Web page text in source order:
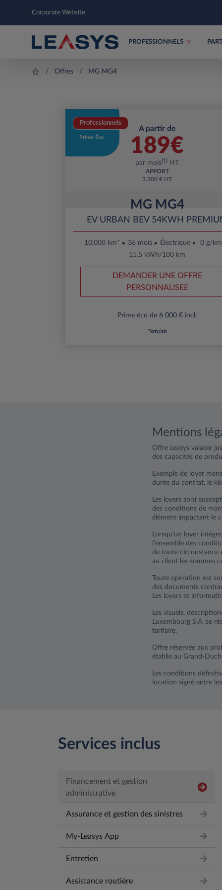
Corporate Website
PROFESSIONNELS
Offres MG MG4
Professionnels
Prime Éco
A partir de
189€
par mois(1) HT
APPORT
3.500 € HT
MG MG4
EV URBAN BEV 54KWH
10,000 km* 36 mois Électrique
0 g/km
15.5 kWh/100 km
DEMANDER UNE OFFRE
PERSONNALISEE
Prime éco de 6 000 € incl.
*km/an
Mentions
Offre Leasys valable
des capacités de
Exemple de loyer
durée du contrat, le
Les loyers sont
des conditions de
élément impactant le
Lorsqu'un loyer
l'ensemble des
de toute circonstance
au client les sommes
Toute opération est
des documents
Les loyers et
Les visuels,
Luxembourg S.A. se
tarifaire.
Offre réservée aux
établie au Grand-
Les conditions
location signé entre
Services inclus
Financement et gestion
administrative
Assurance et gestion des sinistres
My-Leasys App
Entretien
Assistance routière